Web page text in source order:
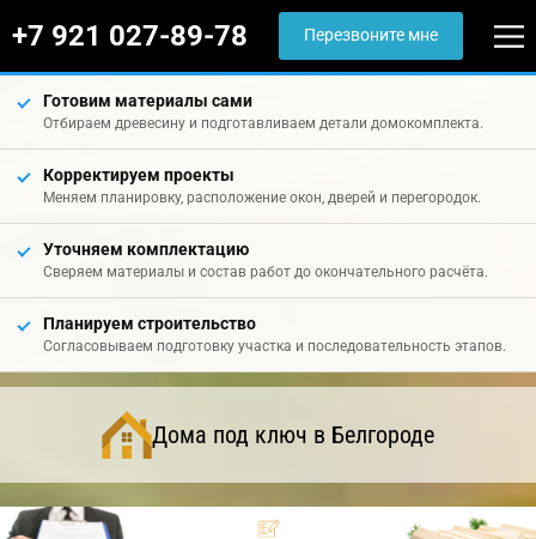
+7 921 027-89-78 Перезвоните мне
Готовим материалы сами
Отбираем древесину и подготавливаем детали домокомплекта.
Корректируем проекты
Меняем планировку, расположение окон, дверей и перегородок.
Уточняем комплектацию
Сверяем материалы и состав работ до окончательного расчёта.
Планируем строительство
Согласовываем подготовку участка и последовательность этапов.
Дома под ключ в Белгороде